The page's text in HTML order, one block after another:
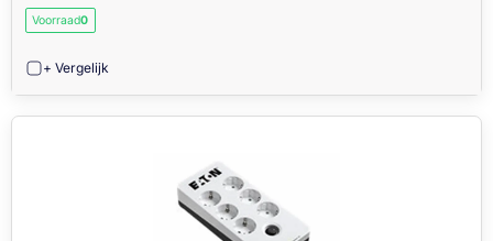
Voorraad0
+ Vergelijk